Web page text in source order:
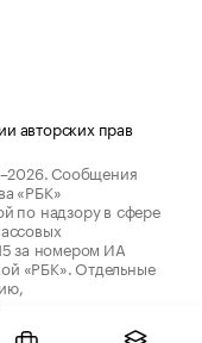
авторских прав
Сообщения
«РБК»
по надзору в сфере
за номером ИА
«РБК». Отдельные